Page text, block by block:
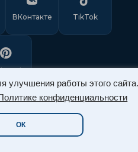
улучшения работы этого сайта.
конфиденциальности
ОК
ВКонтакте TikTok